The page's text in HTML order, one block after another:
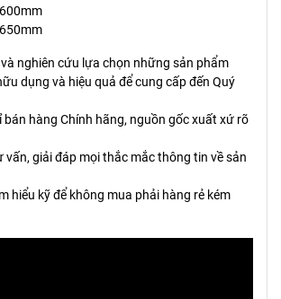
nghiên cứu lựa chọn những sản phẩm
dụng và hiệu quả để cung cấp đến Quý
bán hàng Chính hãng, nguồn gốc xuất xứ rõ
vấn, giải đáp mọi thắc mắc thông tin về sản
hiểu kỹ để không mua phải hàng rẻ kém